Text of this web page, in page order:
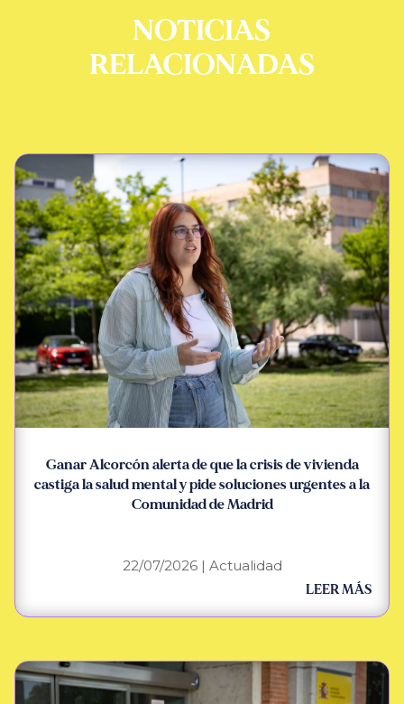
NOTICIAS
RELACIONADAS
Ganar Alcorcón alerta de que la crisis de vivienda
castiga la salud mental y pide soluciones urgentes a la
Comunidad de Madrid
22/07/2026| Actualidad
LEER MÁS